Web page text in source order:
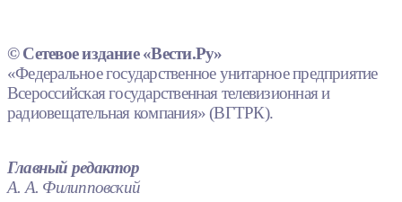
© Сетевое издание «Вести.Ру»
«Федеральное государственное унитарное предприятие
Всероссийская государственная телевизионная и
радиовещательная компания» (ВГТРК).
Главный редактор
А. А. Филипповский